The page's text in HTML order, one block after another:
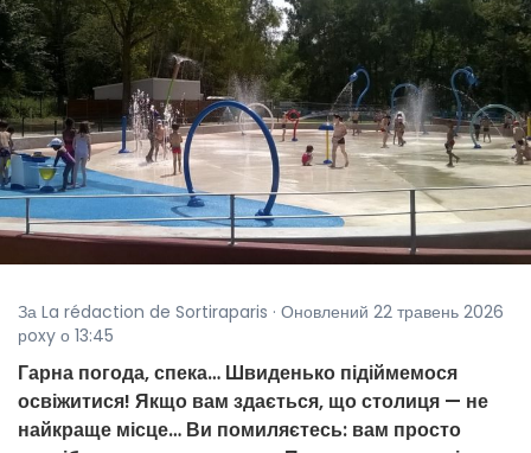
За La rédaction de Sortiraparis · Оновлений 22 травень 2026
рoxy о 13:45
Гарна погода, спека… Швиденько підіймемося
освіжитися! Якщо вам здається, що столиця — не
найкраще місце… Ви помиляєтесь: вам просто